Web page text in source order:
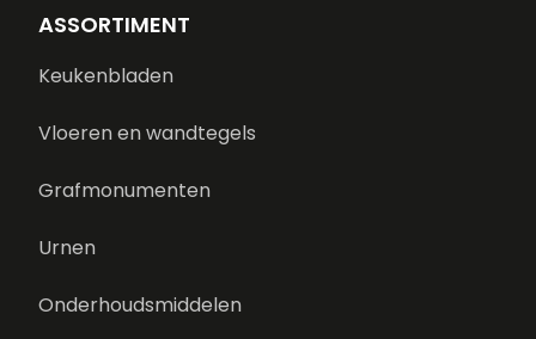
ASSORTIMENT
Keukenbladen
Vloeren en wandtegels
Grafmonumenten
Urnen
Onderhoudsmiddelen